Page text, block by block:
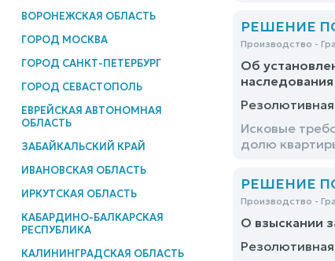
ВОРОНЕЖСКАЯ ОБЛАСТЬ
ГОРОД МОСКВА
ГОРОД САНКТ-ПЕТЕРБУРГ
ГОРОД СЕВАСТОПОЛЬ
ЕВРЕЙСКАЯ АВТОНОМНАЯ
ОБЛАСТЬ
ЗАБАЙКАЛЬСКИЙ КРАЙ
ИВАНОВСКАЯ ОБЛАСТЬ
ИРКУТСКАЯ ОБЛАСТЬ
КАБАРДИНО-БАЛКАРСКАЯ
РЕСПУБЛИКА
КАЛИНИНГРАДСКАЯ ОБЛАСТЬ
РЕШЕНИЕ
Производство -
Об
Резолютивная
Исковые
долю
РЕШЕНИЕ
Производство -
О взыскании
Резолютивная